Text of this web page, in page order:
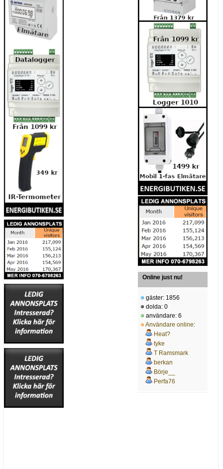
Online just nu!
gäster: 1856
dolda: 0
användare: 6
Användare online:
Heat?
tyke
T Ramsmark
berkan
Börje__
Perfa76